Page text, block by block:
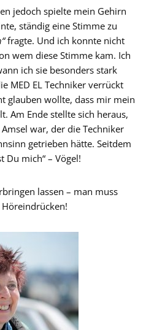
jedoch spielte mein Gehirn
ständig eine Stimme zu
fragte. Und ich konnte nicht
wem diese Stimme kam. Ich
ich sie besonders stark
MED EL Techniker verrückt
glauben wollte, dass mir mein
Am Ende stellte sich heraus,
war, der die Techniker
getrieben hätte. Seitdem
Du mich“ – Vögel!
lassen – man muss